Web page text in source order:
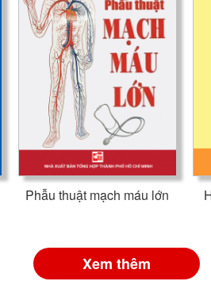
Phẫu thuật mạch máu lớn
Xem thêm